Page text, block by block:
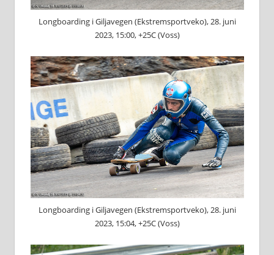
Longboarding i Giljavegen (Ekstremsportveko), 28. juni
2023, 15:00, +25C (Voss)
Longboarding i Giljavegen (Ekstremsportveko), 28. juni
2023, 15:04, +25C (Voss)